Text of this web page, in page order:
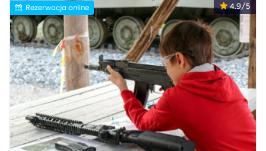
4.9/5
Rezerwacja online